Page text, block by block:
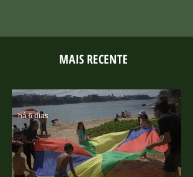
MAIS RECENTE
há 6 dias